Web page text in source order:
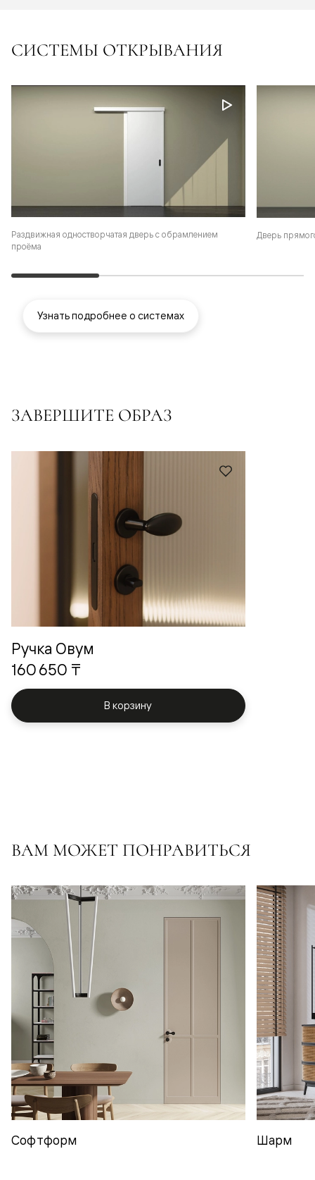
СИСТЕМЫ ОТКРЫВАНИЯ
Раздвижная одностворчатая дверь с обрамлением
проёма
Дверь
Узнать подробнее о системах
ЗАВЕРШИТЕ ОБРАЗ
Ручка Овум
160 650 ₸
В корзину
ВАМ МОЖЕТ ПОНРАВИТЬСЯ
Софтформ Шарм